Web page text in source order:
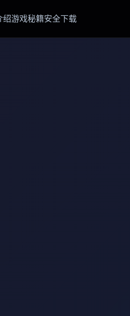
绍游戏秘籍安全下载